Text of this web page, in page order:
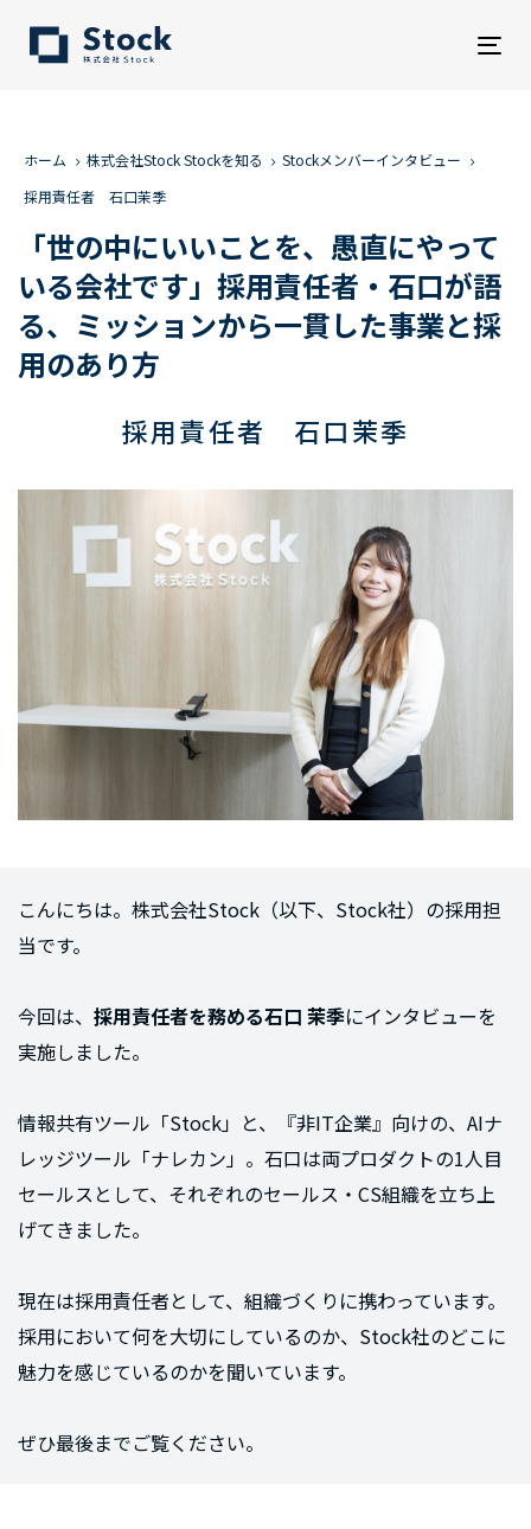
ホーム 株式会社Stock Stockを知る
Stockメンバーインタビュー
採用責任者 石口茉季
「世の中にいいことを、愚直にやって
いる会社です」採用責任者・石口が語
る、ミッションから一貫した事業と採
用のあり方
採用責任者 石口茉季
こんにちは。株式会社Stock（以下、Stock社）の採用担
当です。
今回は、 採用責任者を務める石口 茉季にインタビューを
実施しました。
情報共有ツール「Stock」と、『非IT企業』向けの、AIナ
レッジツール「ナレカン」。石口は両プロダクトの1人目
セールスとして、それぞれのセールス・CS組織を立ち上
げてきました。
現在は採用責任者として、組織づくりに携わっています。
採用において何を大切にしているのか、Stock社のどこに
魅力を感じているのかを聞いています。
ぜひ最後までご覧ください。